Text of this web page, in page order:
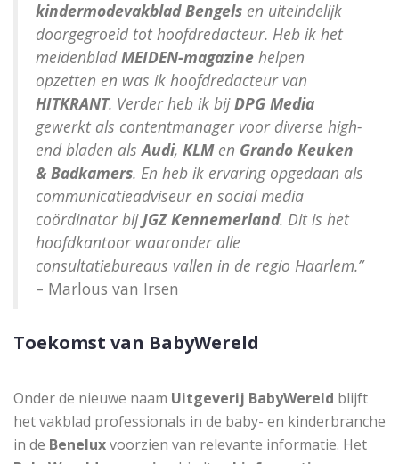
kindermodevakblad Bengels en uiteindelijk
doorgegroeid tot hoofdredacteur. Heb ik het
meidenbladMEIDEN-magazine helpen
opzetten en was ik hoofdredacteur van
HITKRANT. Verder heb ik bijDPG Media
gewerkt als contentmanager voor diverse high-
end bladen alsAudi, KLMen Grando Keuken
& Badkamers. En heb ik ervaring opgedaan als
communicatieadviseur en social media
coördinator bijJGZ Kennemerland. Dit is het
hoofdkantoor waaronder alle
consultatiebureaus vallen in de regio Haarlem.”
– Marlous van Irsen
Toekomst van BabyWereld
Onder de nieuwe naam Uitgeverij BabyWereld blijft
het vakblad professionals in de baby- en kinderbranche
in de Beneluxvoorzien van relevante informatie. Het